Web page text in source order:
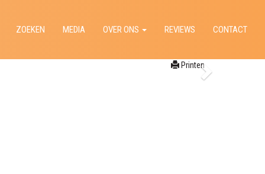
ZOEKEN MEDIA OVER ONS REVIEWS CONTACT
Printen